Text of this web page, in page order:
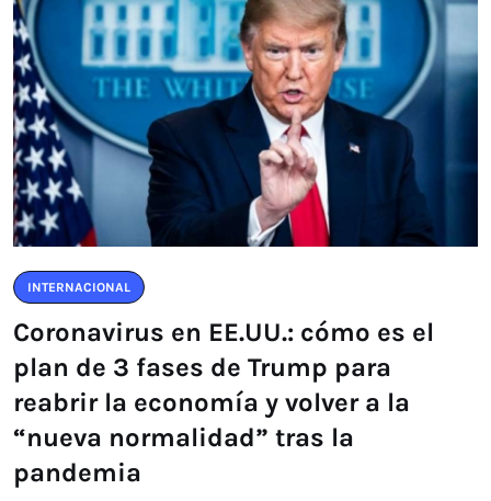
INTERNACIONAL
Coronavirus en EE.UU.: cómo es el
plan de 3 fases de Trump para
reabrir la economía y volver a la
“nueva normalidad” tras la
pandemia